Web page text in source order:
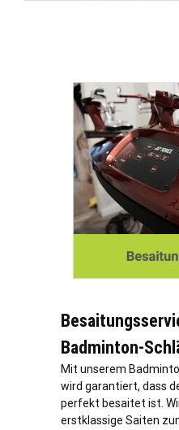
Badminton-
Mit unserem
wird garantiert, dass
perfekt besaitet ist.
erstklassige Saiten